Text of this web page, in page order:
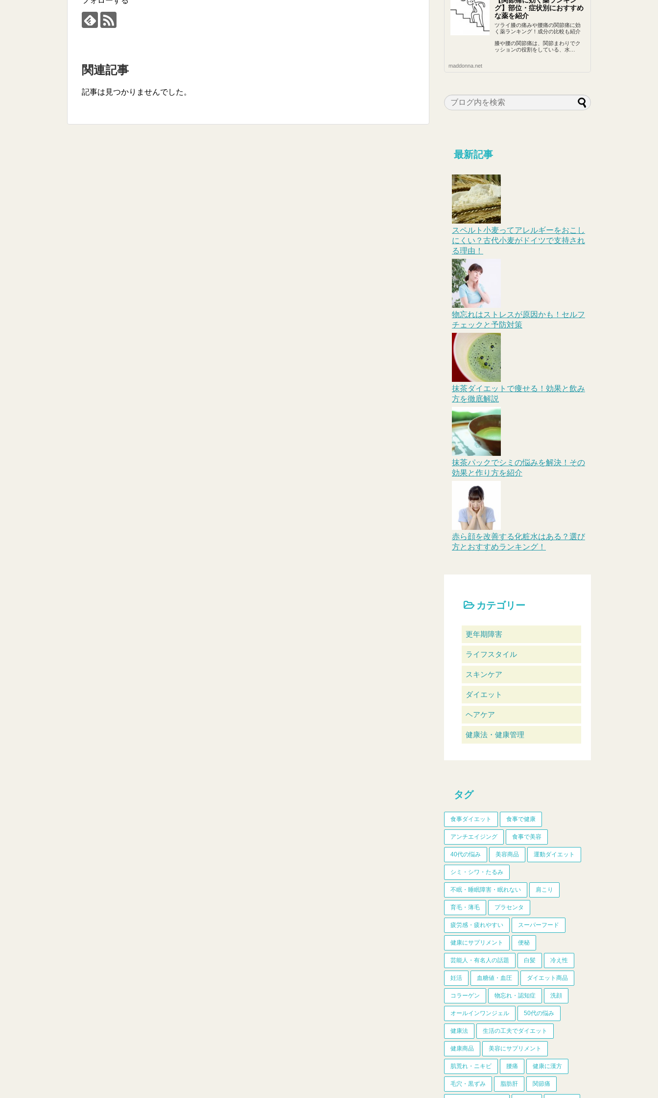
関連記事
記事は見つかりませんでした。
グ】部位・症状別におすすめ
な薬を紹介
ツライ膝の痛みや腰痛の関節痛に効
く薬ランキング！成分の比較も紹介
膝や腰の関節痛は、関節まわりでク
ッションの役割をしている、水…
maddonna.net
最新記事
スペルト小麦ってアレルギーをおこし
にくい？古代小麦がドイツで支持され
る理由！
物忘れはストレスが原因かも！セルフ
チェックと予防対策
抹茶ダイエットで痩せる！効果と飲み
方を徹底解説
抹茶パックでシミの悩みを解決！その
効果と作り方を紹介
赤ら顔を改善する化粧水はある？選び
方とおすすめランキング！
カテゴリー
更年期障害
ライフスタイル
スキンケア
ダイエット
ヘアケア
健康法・健康管理
タグ
食事ダイエット 食事で健康
アンチエイジング 食事で美容
40代の悩み 美容商品 運動ダイエット
シミ・シワ・たるみ
不眠・睡眠障害・眠れない 肩こり
育毛・薄毛 プラセンタ
疲労感・疲れやすい スーパーフード
健康にサプリメント 便秘
芸能人・有名人の話題 白髪 冷え性
妊活 血糖値・血圧 ダイエット商品
コラーゲン 物忘れ・認知症 洗顔
オールインワンジェル 50代の悩み
健康法 生活の工夫でダイエット
健康商品 美容にサプリメント
肌荒れ・ニキビ 腰痛 健康に漢方
毛穴・黒ずみ 脂肪肝 関節痛